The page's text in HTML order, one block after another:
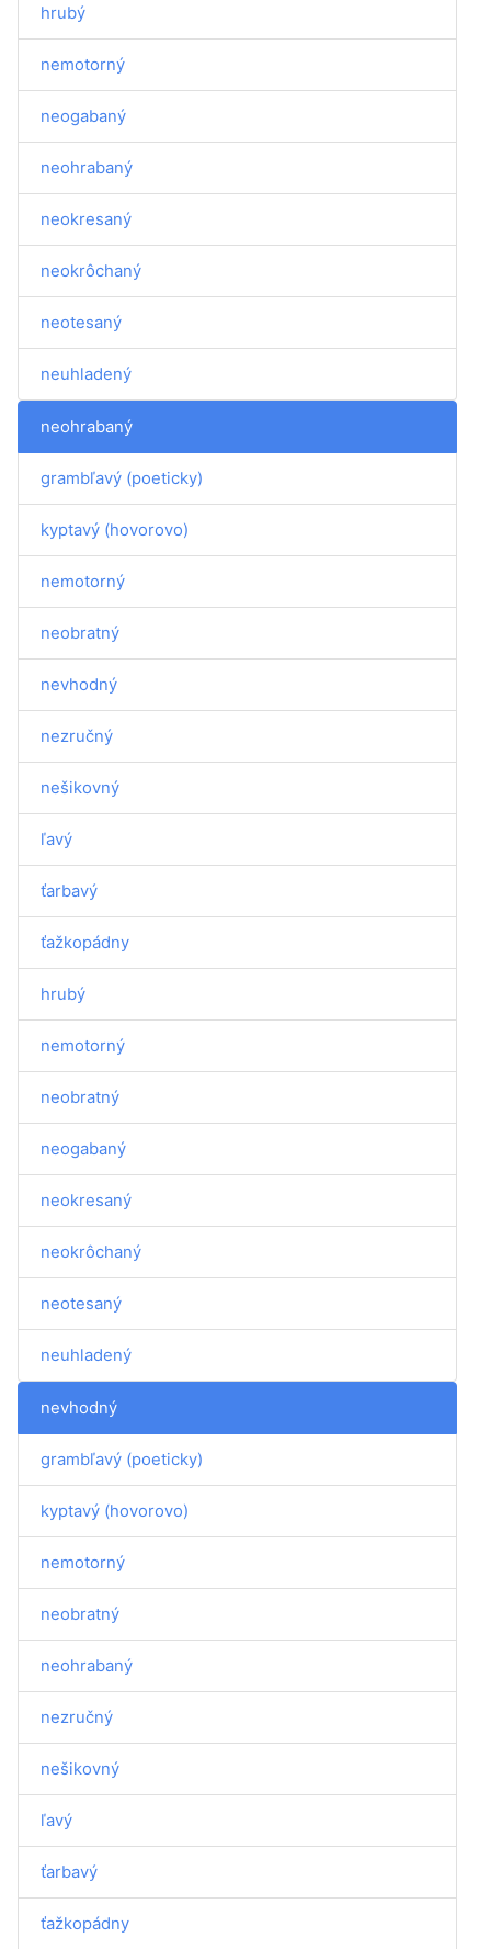
hrubý
nemotorný
neogabaný
neohrabaný
neokresaný
neokrôchaný
neotesaný
neuhladený
neohrabaný
grambľavý (poeticky)
kyptavý (hovorovo)
nemotorný
neobratný
nevhodný
nezručný
nešikovný
ľavý
ťarbavý
ťažkopádny
hrubý
nemotorný
neobratný
neogabaný
neokresaný
neokrôchaný
neotesaný
neuhladený
nevhodný
grambľavý (poeticky)
kyptavý (hovorovo)
nemotorný
neobratný
neohrabaný
nezručný
nešikovný
ľavý
ťarbavý
ťažkopádny